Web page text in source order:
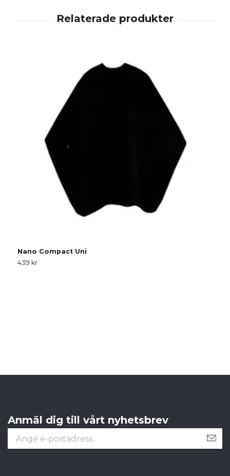
Nano Compact Uni
439 kr
Anmäl dig till vårt nyhetsbrev